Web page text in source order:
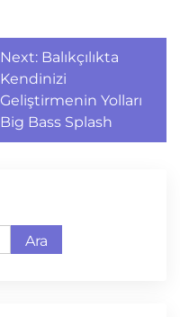
Next: Balıkçılıkta
Kendinizi
Geliştirmenin Yolları
Big Bass Splash
Ara